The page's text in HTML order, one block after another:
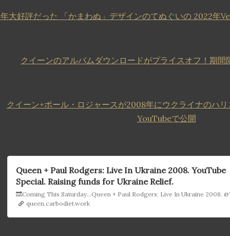
大好評だった 「かまわぬ」デザインのてぬぐいの 2022年
クイーンのアルバムダウンロードがプライスオフ！期間
クイーン+ポール・ロジャースが2008年にウクライナのハ
YouTubeで公開
Queen + Paul Rodgers: Live In Ukraine 2008. YouTube
Special. Raising funds for Ukraine Relief.
queen.carbodiet.work